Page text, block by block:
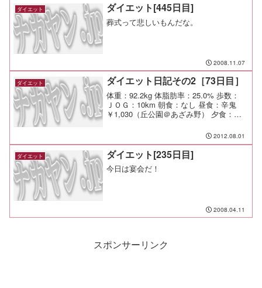
ダイエット ダイエット[445日目]
葬式って悲しいもんだな。
2008.11.07
ダイエット ダイエット日記その2［73日目］
体重：92.2kg 体脂肪率：25.0% 歩数：
ＪＯＧ：10km 朝食：なし 昼食：辛鬼
￥1,030（丘公園＠あざみ野） 夕食：缶
たいので朝JOGはやめようかな2012.08.01
ダイエット ダイエット[235日目]
今日は宴会だ！
2008.04.11
スポンサーリンク